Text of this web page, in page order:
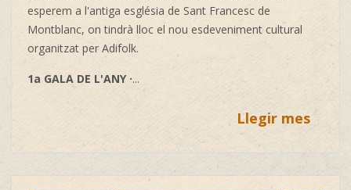
esperem a l'antiga església de Sant Francesc de
Montblanc, on tindrà lloc el nou esdeveniment cultural
organitzat per Adifolk.
1a GALA DE L'ANY ·...
Llegir mes